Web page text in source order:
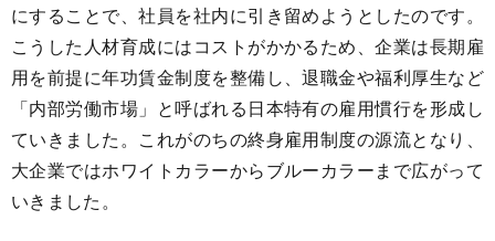
にすることで、社員を社内に引き留めようとしたのです。
こうした人材育成にはコストがかかるため、企業は長期雇
用を前提に年功賃金制度を整備し、退職金や福利厚生など
「内部労働市場」と呼ばれる日本特有の雇用慣行を形成し
ていきました。これがのちの終身雇用制度の源流となり、
大企業ではホワイトカラーからブルーカラーまで広がって
いきました。